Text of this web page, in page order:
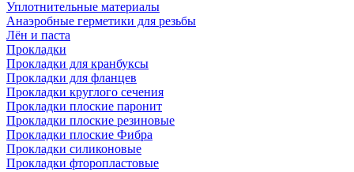
Уплотнительные материалы
Анаэробные герметики для резьбы
Лён и паста
Прокладки
Прокладки для кранбуксы
Прокладки для фланцев
Прокладки круглого сечения
Прокладки плоские паронит
Прокладки плоские резиновые
Прокладки плоские Фибра
Прокладки силиконовые
Прокладки фторопластовые